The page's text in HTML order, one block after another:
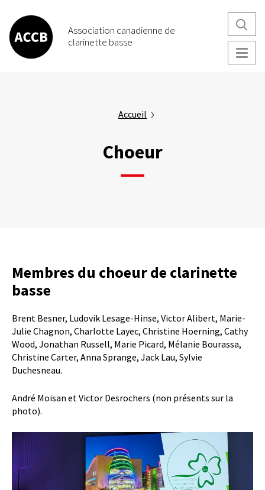
contenu
principal
Association canadienne de
clarinette basse
Accueil
Choeur
Membres du choeur de clarinette
basse
Brent Besner, Ludovik Lesage-Hinse, Victor Alibert, Marie-
Julie Chagnon, Charlotte Layec, Christine Hoerning, Cathy
Wood, Jonathan Russell, Marie Picard, Mélanie Bourassa,
Christine Carter, Anna Sprange, Jack Lau, Sylvie
Duchesneau.
André Moisan et Victor Desrochers (non présents sur la
photo).